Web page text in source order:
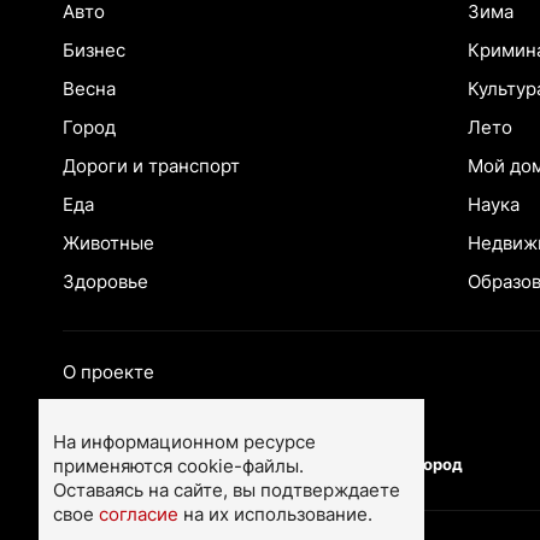
Авто
Бизнес
Весна
Город
Дороги и транспорт
Еда
Животные
Здоровье
Зима
Лето
Мой
Наука
О проекте
Тюмень
Нижний Новгород
На информационном ресурсе
применяются cookie-файлы.
Оставаясь на сайте, вы подтверждаете
свое согласие на их использование.